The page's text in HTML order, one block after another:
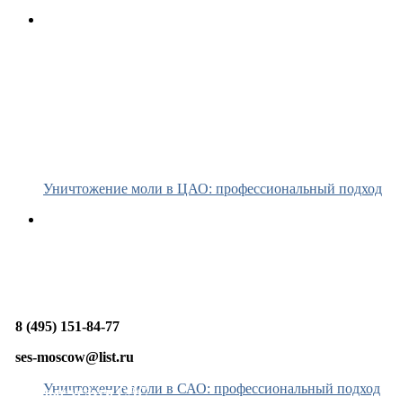
Уничтожение моли в ЦАО: профессиональный подход
Уничтожение моли в САО: профессиональный подход
8 (495) 151-84-77
ses-moscow@list.ru
Платные услуги СЭС